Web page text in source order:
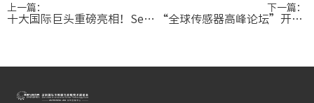
上一篇：
十大国际巨头重磅亮相！Sensor shenzhen打造感知领域全球影响力
下一篇：
“全球传感器高峰论坛”开幕在即！国际前沿态势即将呈现